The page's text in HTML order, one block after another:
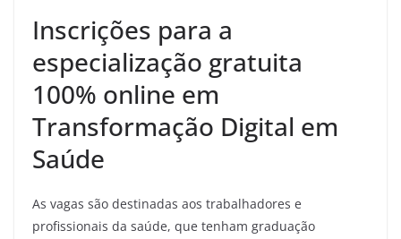
Inscrições para a
especialização gratuita
100% online em
Transformação Digital em
Saúde
As vagas são destinadas aos trabalhadores e
profissionais da saúde, que tenham graduação